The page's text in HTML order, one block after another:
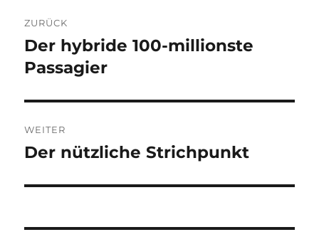
ZURÜCK
Vorheriger
Beitrag:
Der hybride 100-millionste
Passagier
WEITER
Nächster
Der nützliche Strichpunkt